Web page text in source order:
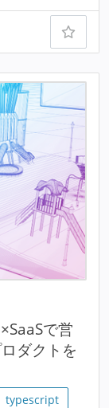
で営
ダクトを
typescript